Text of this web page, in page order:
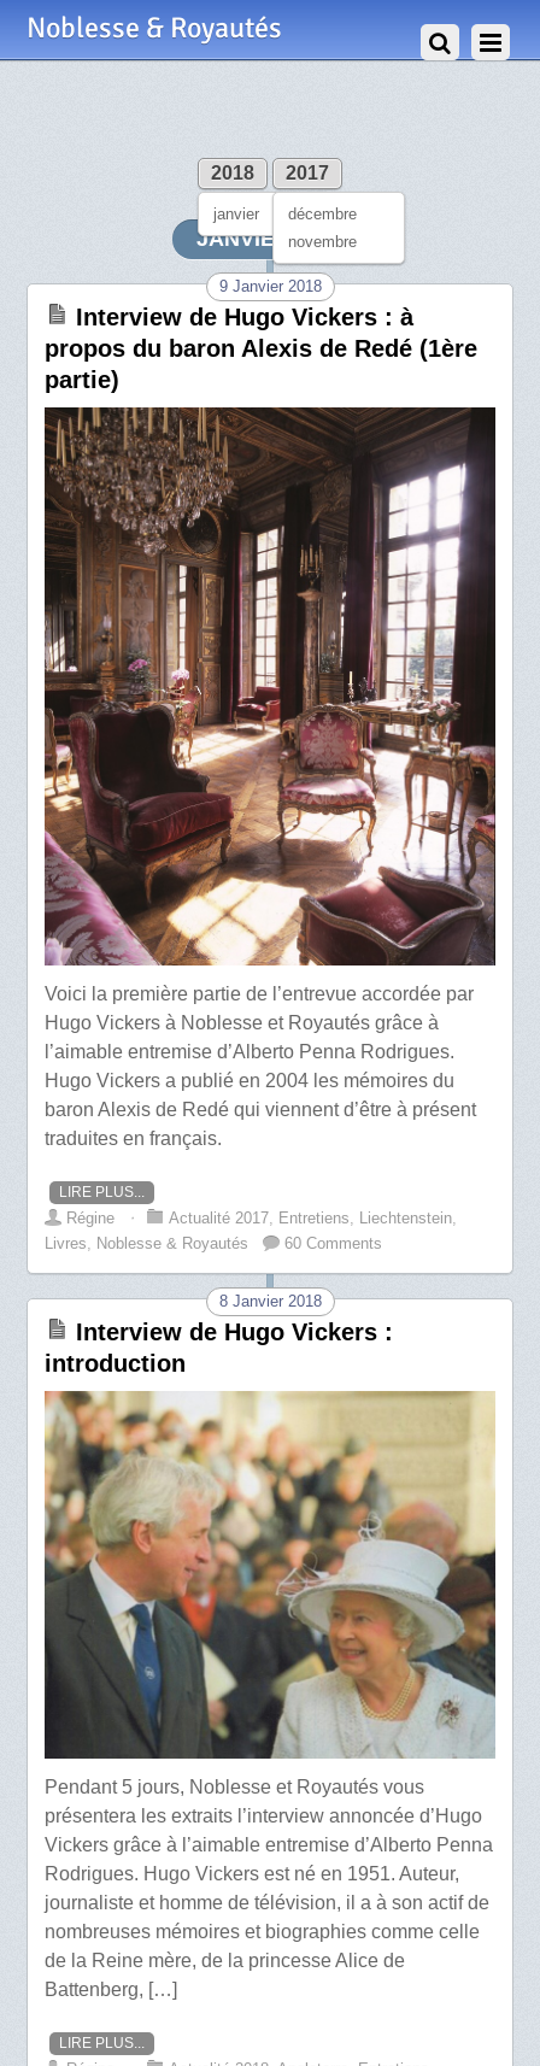
Noblesse & Royautés
2018
janvier
2017
décembre
novembre
JANVIER 2018
9 Janvier 2018
Interview de Hugo Vickers : à
propos du baron Alexis de Redé (1ère
partie)
Voici la première partie de l’entrevue accordée par
Hugo Vickers à Noblesse et Royautés grâce à
l’aimable entremise d’Alberto Penna Rodrigues.
Hugo Vickers a publié en 2004 les mémoires du
baron Alexis de Redé qui viennent d’être à présent
traduites en français.
LIRE PLUS...
Régine ⋅ Actualité 2017, Entretiens, Liechtenstein,
Livres, Noblesse & Royautés 60 Comments
8 Janvier 2018
Interview de Hugo Vickers :
introduction
Pendant 5 jours, Noblesse et Royautés vous
présentera les extraits l’interview annoncée d’Hugo
Vickers grâce à l’aimable entremise d’Alberto Penna
Rodrigues. Hugo Vickers est né en 1951. Auteur,
journaliste et homme de télévision, il a à son actif de
nombreuses mémoires et biographies comme celle
de la Reine mère, de la princesse Alice de
Battenberg, […]
LIRE PLUS...